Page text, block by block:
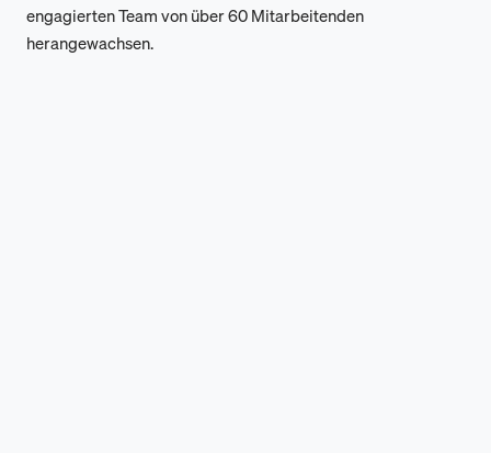
engagierten Team von über 60 Mitarbeitenden
herangewachsen.